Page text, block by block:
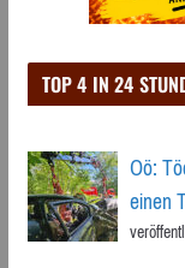
TOP 4 IN 24
Oö:
einen